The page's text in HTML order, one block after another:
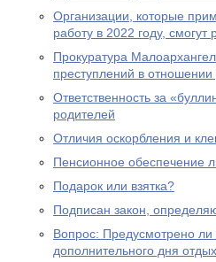
Организации, которые
работу в 2022 году, смогут
Прокуратура
преступлений в отношении
Ответственность за
родителей
Отличия оскорбления и
Пенсионное обеспечение
Подарок или взятка?
Подписан закон,
Вопрос: Предусмотрено ли
дополнительного дня